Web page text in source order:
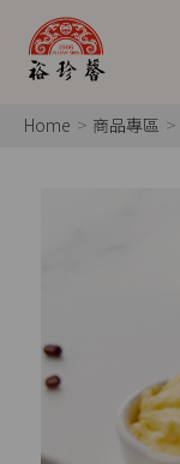
Home 商品專區